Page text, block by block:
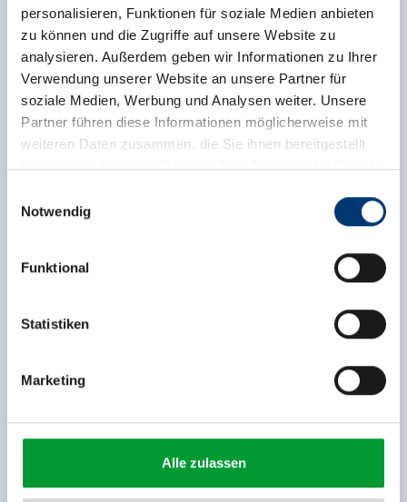
personalisieren, Funktionen für soziale Medien anbieten
zu können und die Zugriffe auf unsere Website zu
analysieren. Außerdem geben wir Informationen zu Ihrer
Verwendung unserer Website an unsere Partner für
soziale Medien, Werbung und Analysen weiter. Unsere
Partner führen diese Informationen möglicherweise mit
weiteren Daten zusammen, die Sie ihnen bereitgestellt
haben oder die sie im Rahmen Ihrer Nutzung der Dienste
Rohr 23// A-6280 Zell am Ziller
www.zillertalarena.com
Notwendig
Funktional
Statistiken
Marketing
Alle zulassen